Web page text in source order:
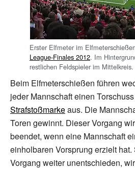
Erster Elfmeter im
League-Finales 2012. Im
restlichen Feldspieler im Mittelkreis.
Beim Elfmeterschießen führen
jeder Mannschaft einen
Strafstoßmarkeaus. Die
Toren gewinnt. Dieser Vorgang
beendet, wenn eine Mannschaft
einholbaren Vorsprung erzielt
Vorgang weiter unentschieden,